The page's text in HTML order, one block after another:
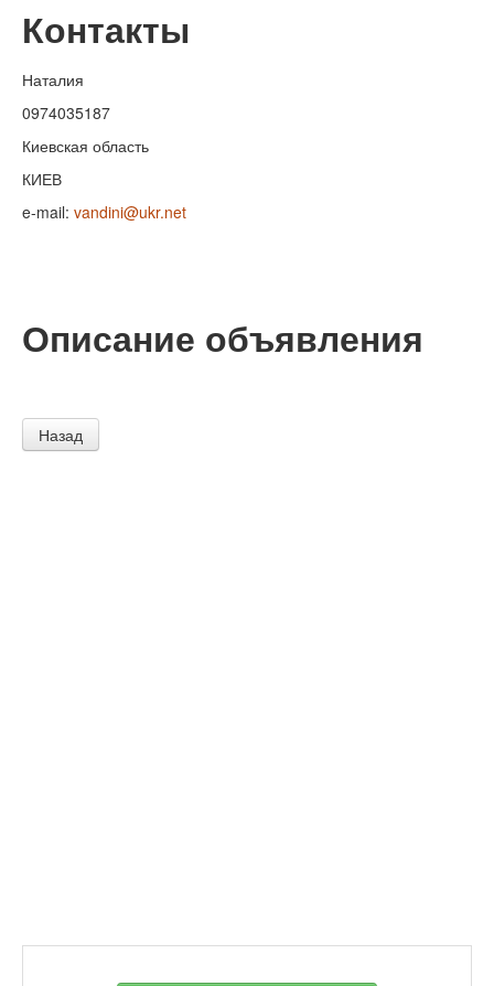
Контакты
Наталия
0974035187
Киевская область
КИЕВ
e-mail: vandini@ukr.net
Описание объявления
Назад